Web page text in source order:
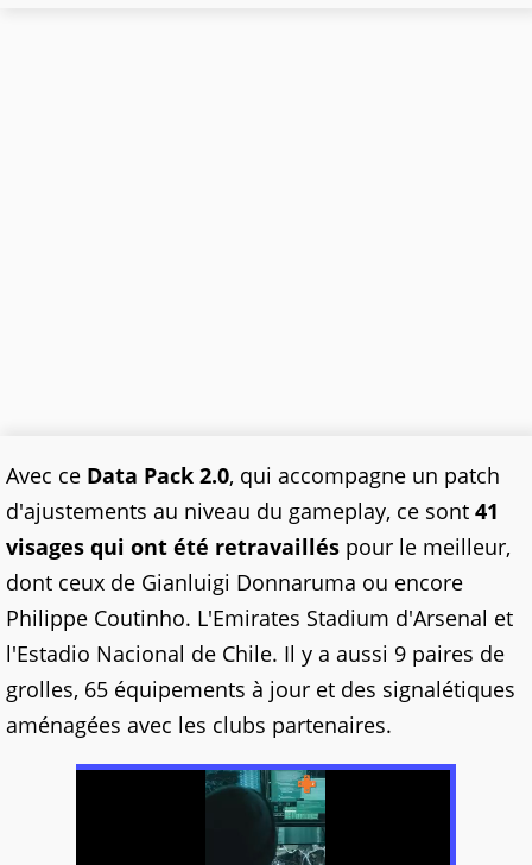
Avec ce Data Pack 2.0, qui accompagne un patch
d'ajustements au niveau du gameplay, ce sont 41
visages qui ont été retravaillés pour le meilleur,
dont ceux de Gianluigi Donnaruma ou encore
Philippe Coutinho. L'Emirates Stadium d'Arsenal et
l'Estadio Nacional de Chile. Il y a aussi 9 paires de
grolles, 65 équipements à jour et des signalétiques
aménagées avec les clubs partenaires.